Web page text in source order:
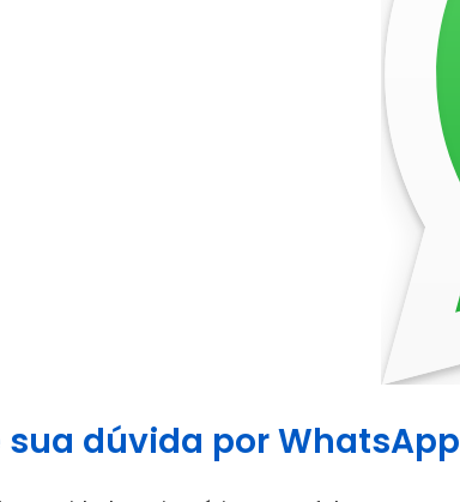
sua dúvida por WhatsApp